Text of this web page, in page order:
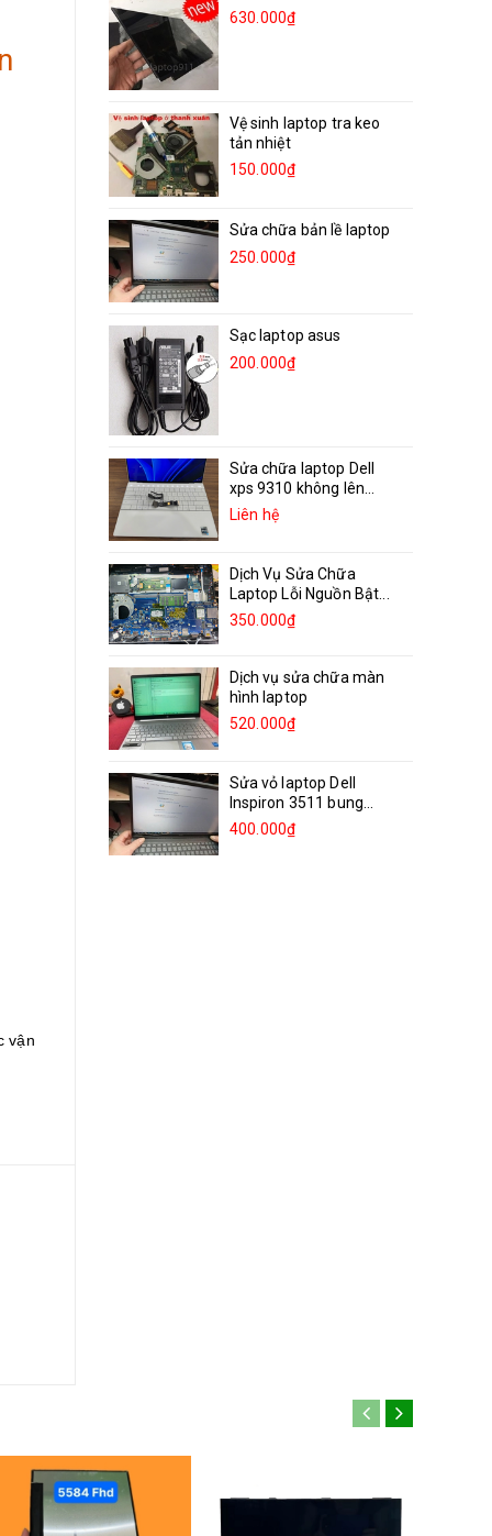
vận
630.000₫
Vệ sinh laptop tra keo
tản nhiệt
150.000₫
Sửa chữa bản lề laptop
250.000₫
Sạc laptop asus
200.000₫
Sửa chữa laptop Dell
xps 9310 không lên...
Liên hệ
Dịch Vụ Sửa Chữa
Laptop Lỗi Nguồn Bật...
350.000₫
Dịch vụ sửa chữa màn
hình laptop
520.000₫
Sửa vỏ laptop Dell
Inspiron 3511 bung
bản...
400.000₫